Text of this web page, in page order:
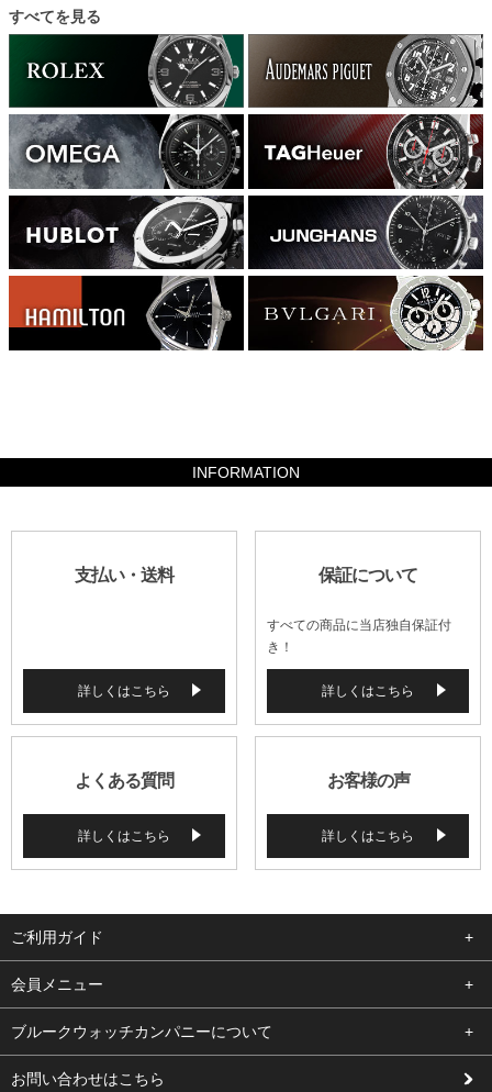
すべてを見る
INFORMATION
支払い・送料
詳しくはこちら
保証について
すべての商品に当店独自保証付
き！
詳しくはこちら
よくある質問
詳しくはこちら
お客様の声
詳しくはこちら
ご利用ガイド
よくある質問
支払い・送料
修理依頼
会員メニュー
ログイン
お気に入り
ブルークウォッチカンパニーについて
会社概要
お問い合わせはこちら